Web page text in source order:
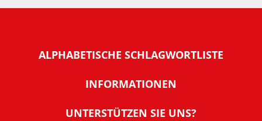
ALPHABETISCHE SCHLAGWORTLISTE
INFORMATIONEN
Warum NachDenkSeiten
UNTERSTÜTZEN SIE UNS?